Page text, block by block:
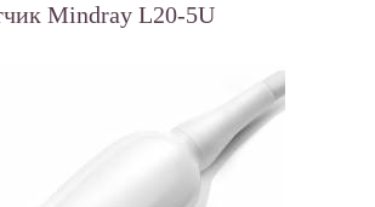
Mindray L20-5U